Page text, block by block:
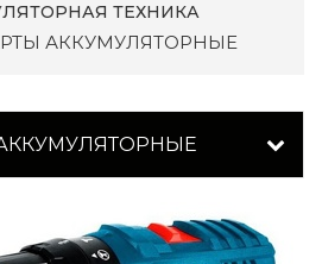
ТЕХНИКА
АККУМУЛЯТОРНЫЕ